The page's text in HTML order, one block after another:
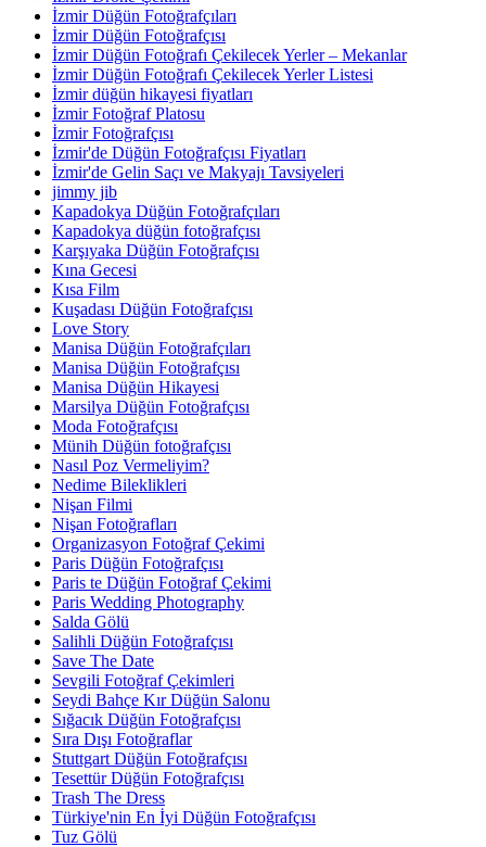
İzmir Düğün Fotoğrafçıları
İzmir Düğün Fotoğrafçısı
İzmir Düğün Fotoğrafı Çekilecek Yerler – Mekanlar
İzmir Düğün Fotoğrafı Çekilecek Yerler Listesi
İzmir düğün hikayesi fiyatları
İzmir Fotoğraf Platosu
İzmir Fotoğrafçısı
İzmir'de Düğün Fotoğrafçısı Fiyatları
İzmir'de Gelin Saçı ve Makyajı Tavsiyeleri
jimmy jib
Kapadokya Düğün Fotoğrafçıları
Kapadokya düğün fotoğrafçısı
Karşıyaka Düğün Fotoğrafçısı
Kına Gecesi
Kısa Film
Kuşadası Düğün Fotoğrafçısı
Love Story
Manisa Düğün Fotoğrafçıları
Manisa Düğün Fotoğrafçısı
Manisa Düğün Hikayesi
Marsilya Düğün Fotoğrafçısı
Moda Fotoğrafçısı
Münih Düğün fotoğrafçısı
Nasıl Poz Vermeliyim?
Nedime Bileklikleri
Nişan Filmi
Nişan Fotoğrafları
Organizasyon Fotoğraf Çekimi
Paris Düğün Fotoğrafçısı
Paris te Düğün Fotoğraf Çekimi
Paris Wedding Photography
Salda Gölü
Salihli Düğün Fotoğrafçısı
Save The Date
Sevgili Fotoğraf Çekimleri
Seydi Bahçe Kır Düğün Salonu
Sığacık Düğün Fotoğrafçısı
Sıra Dışı Fotoğraflar
Stuttgart Düğün Fotoğrafçısı
Tesettür Düğün Fotoğrafçısı
Trash The Dress
Türkiye'nin En İyi Düğün Fotoğrafçısı
Tuz Gölü